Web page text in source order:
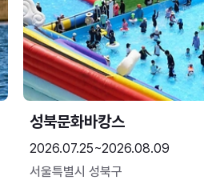
성북문화바캉스
2026.07.25~2026.08.09
서울특별시 성북구